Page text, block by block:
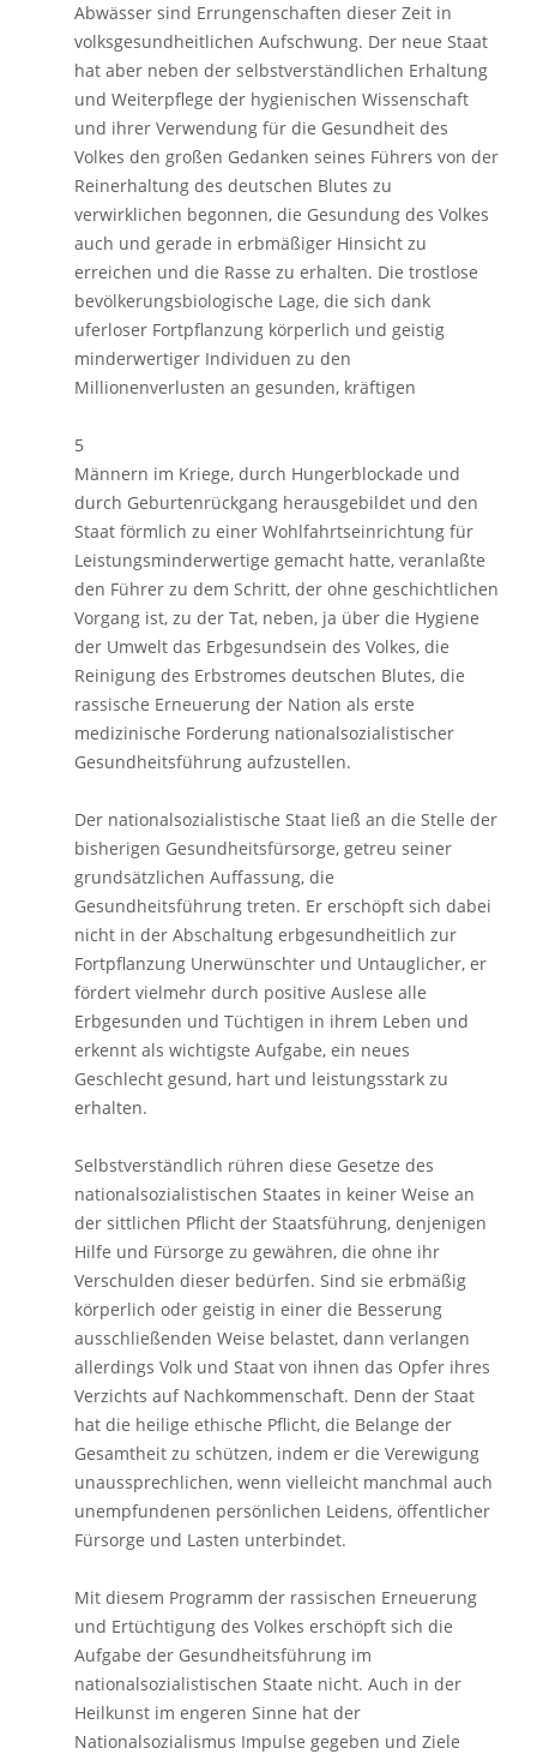
Abwässer sind Errungenschaften dieser Zeit in
volksgesundheitlichen Aufschwung. Der neue Staat
hat aber neben der selbstverständlichen Erhaltung
und Weiterpflege der hygienischen Wissenschaft
und ihrer Verwendung für die Gesundheit des
Volkes den großen Gedanken seines Führers von der
Reinerhaltung des deutschen Blutes zu
verwirklichen begonnen, die Gesundung des Volkes
auch und gerade in erbmäßiger Hinsicht zu
erreichen und die Rasse zu erhalten. Die trostlose
bevölkerungsbiologische Lage, die sich dank
uferloser Fortpflanzung körperlich und geistig
minderwertiger Individuen zu den
Millionenverlusten an gesunden, kräftigen
5
Männern im Kriege, durch Hungerblockade und
durch Geburtenrückgang herausgebildet und den
Staat förmlich zu einer Wohlfahrtseinrichtung für
Leistungsminderwertige gemacht hatte, veranlaßte
den Führer zu dem Schritt, der ohne geschichtlichen
Vorgang ist, zu der Tat, neben, ja über die Hygiene
der Umwelt das Erbgesundsein des Volkes, die
Reinigung des Erbstromes deutschen Blutes, die
rassische Erneuerung der Nation als erste
medizinische Forderung nationalsozialistischer
Gesundheitsführung aufzustellen.
Der nationalsozialistische Staat ließ an die Stelle der
bisherigen Gesundheitsfürsorge, getreu seiner
grundsätzlichen Auffassung, die
Gesundheitsführung treten. Er erschöpft sich dabei
nicht in der Abschaltung erbgesundheitlich zur
Fortpflanzung Unerwünschter und Untauglicher, er
fördert vielmehr durch positive Auslese alle
Erbgesunden und Tüchtigen in ihrem Leben und
erkennt als wichtigste Aufgabe, ein neues
Geschlecht gesund, hart und leistungsstark zu
erhalten.
Selbstverständlich rühren diese Gesetze des
nationalsozialistischen Staates in keiner Weise an
der sittlichen Pflicht der Staatsführung, denjenigen
Hilfe und Fürsorge zu gewähren, die ohne ihr
Verschulden dieser bedürfen. Sind sie erbmäßig
körperlich oder geistig in einer die Besserung
ausschließenden Weise belastet, dann verlangen
allerdings Volk und Staat von ihnen das Opfer ihres
Verzichts auf Nachkommenschaft. Denn der Staat
hat die heilige ethische Pflicht, die Belange der
Gesamtheit zu schützen, indem er die Verewigung
unaussprechlichen, wenn vielleicht manchmal auch
unempfundenen persönlichen Leidens, öffentlicher
Fürsorge und Lasten unterbindet.
Mit diesem Programm der rassischen Erneuerung
und Ertüchtigung des Volkes erschöpft sich die
Aufgabe der Gesundheitsführung im
nationalsozialistischen Staate nicht. Auch in der
Heilkunst im engeren Sinne hat der
Nationalsozialismus Impulse gegeben und Ziele